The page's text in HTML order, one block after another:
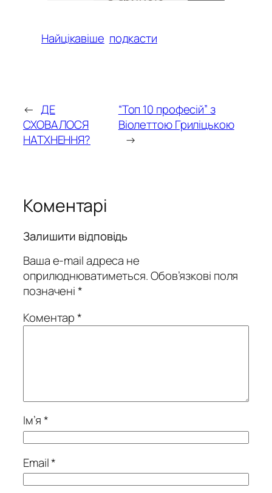
Найцікавіше подкасти
← ДЕ
СХОВАЛОСЯ
НАТХНЕННЯ?
“Топ 10 професій” з
Віолеттою Гриліцькою
→
Коментарі
Залишити відповідь
Ваша e-mail адреса не
оприлюднюватиметься.Обов’язкові поля
позначені*
Коментар*
Ім’я*
Email*